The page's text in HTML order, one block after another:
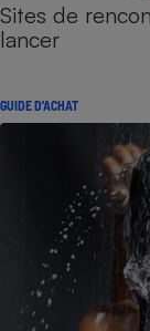
Sites de
lancer
GUIDE D'ACHAT